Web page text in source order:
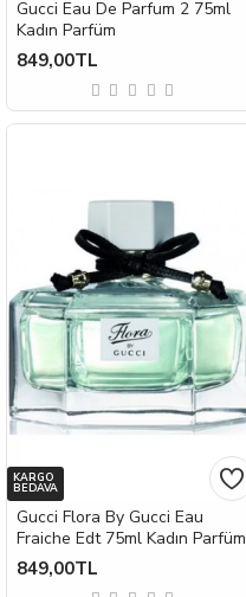
Gucci Eau De Parfum 2 75ml
Kadın Parfüm
849,00TL
KARGO
BEDAVA
Gucci Flora By Gucci Eau
Fraiche Edt 75ml Kadın Parfüm
849,00TL